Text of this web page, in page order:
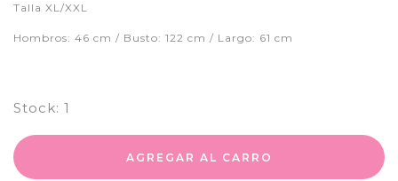
Talla XL/XXL
Hombros: 46 cm / Busto: 122 cm / Largo: 61 cm
Stock: 1
AGREGAR AL CARRO